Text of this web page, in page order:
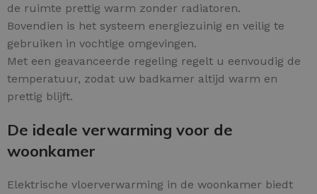
de ruimte prettig warm zonder radiatoren.
Bovendien is het systeem energiezuinig en veilig te
gebruiken in vochtige omgevingen.
Met een geavanceerde regeling regelt u eenvoudig de
temperatuur, zodat uw badkamer altijd warm en
prettig blijft.
De ideale verwarming voor de
woonkamer
Elektrische vloerverwarming in de woonkamer biedt